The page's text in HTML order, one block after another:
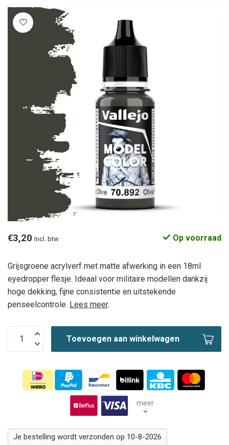
€3,20 Incl. btw Op voorraad
Grijsgroene acrylverf met matte afwerking in een 18ml
eyedropper flesje. Ideaal voor militaire modellen dankzij
hoge dekking, fijne consistentie en uitstekende
penseelcontrole. Lees meer.
Toevoegen aan winkelwagen
meer
Je bestelling wordt verzonden op 10-8-2026